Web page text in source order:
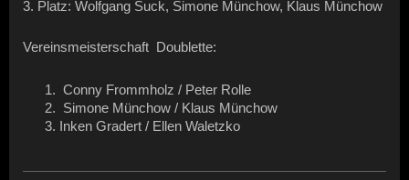
3. Platz: Wolfgang Suck, Simone Münchow, Klaus Münchow
Vereinsmeisterschaft Doublette:
Conny Frommholz / Peter Rolle
Simone Münchow / Klaus Münchow
Inken Gradert / Ellen Waletzko